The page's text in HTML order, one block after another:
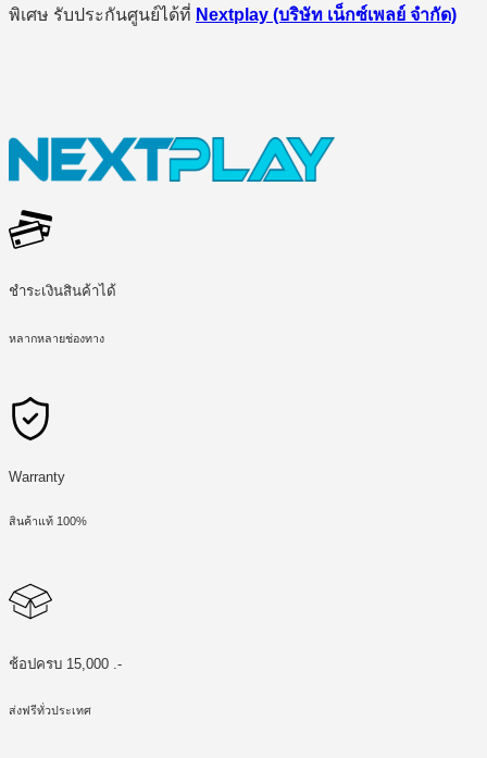
พิเศษ รับประกันศูนย์ได้ที่ Nextplay (บริษัท เน็กซ์เพลย์ จำกัด)
ชำระเงินสินค้าได้
หลากหลายช่องทาง
Warranty
สินค้าแท้ 100%
ช้อปครบ 15,000 .-
ส่งฟรีทั่วประเทศ